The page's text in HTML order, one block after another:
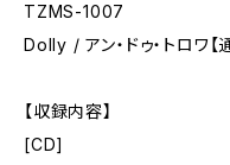
TZMS-1007
Dolly / アン・ドゥ・トロワ【
【収録内容】
[CD]